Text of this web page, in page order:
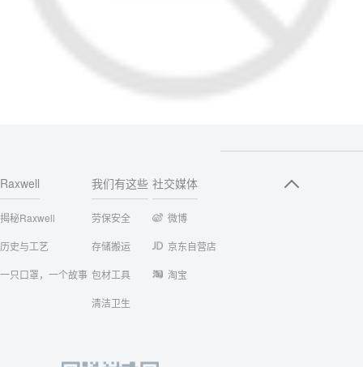
Raxwell
揭秘Raxwell
历史与工艺
一只口罩，一个故事
我们有这些
劳保安全
存储搬运
包材工具
清洁卫生
社交媒体
微博
京东自营店
淘宝